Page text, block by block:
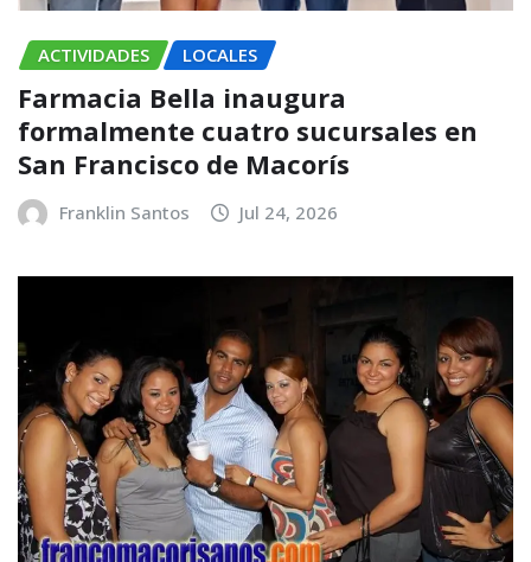
ACTIVIDADES LOCALES
Farmacia Bella inaugura
formalmente cuatro sucursales en
San Francisco de Macorís
Franklin Santos Jul 24, 2026